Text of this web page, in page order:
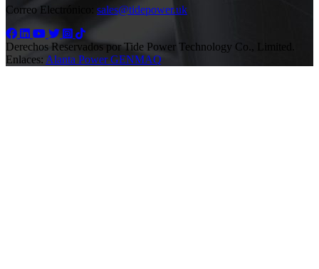
Correo Electrónico: sales@tidepower.uk
Derechos Reservados por Tide Power Technology Co., Limited.
Enlaces: Alanta PowerGENMAQ